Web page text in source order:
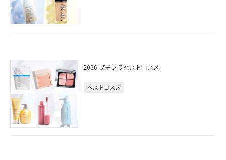
2026 プチプラベストコスメ
ベストコスメ